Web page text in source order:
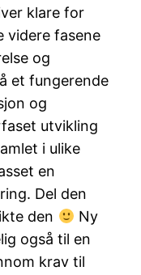
klare for
videre fasene
og
et fungerende
og
utvikling
i ulike
en
Del den
den
Ny
også til en
krav til